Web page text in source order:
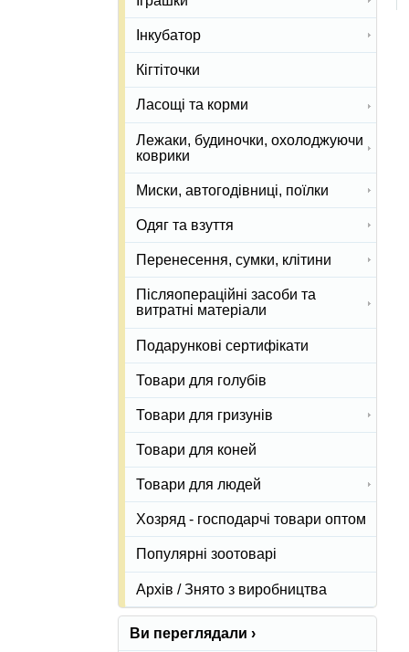
Інкубатор
Кігтіточки
Ласощі та корми
Лежаки, будиночки, охолоджуючи
коврики
Миски, автогодівниці, поїлки
Одяг та взуття
Перенесення, сумки, клітини
Післяопераційні засоби та
витратні матеріали
Подарункові сертифікати
Товари для голубів
Товари для гризунів
Товари для коней
Товари для людей
Хозряд - господарчі товари оптом
Популярні зоотоварі
Архів / Знято з виробництва
Ви переглядали ›